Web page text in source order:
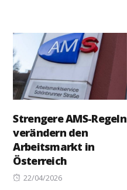
Strengere AMS-Regeln
verändern den
Arbeitsmarkt in
Österreich
Posted
22/04/2026